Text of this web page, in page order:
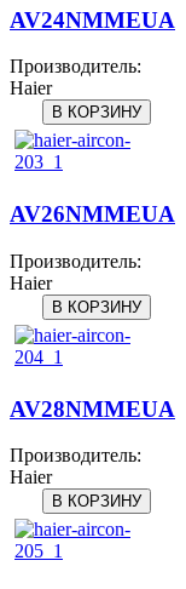
AV24NMMEUA
Производитель:
Haier
AV26NMMEUA
Производитель:
Haier
AV28NMMEUA
Производитель:
Haier